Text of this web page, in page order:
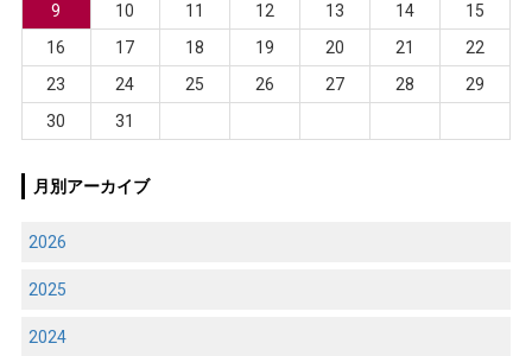
9
10 11 12 13 14
15
16
17 18 19 20 21
22
23
24 25 26 27 28
29
30
31
月別アーカイブ
2026
2025
2024